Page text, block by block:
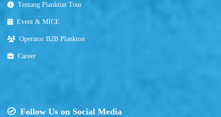
Tentang Plankton Tour
Event & MICE
Operator B2B Plankton
Career
Follow Us on Social Media